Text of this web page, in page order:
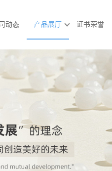
动态 产品展厅 证书荣誉